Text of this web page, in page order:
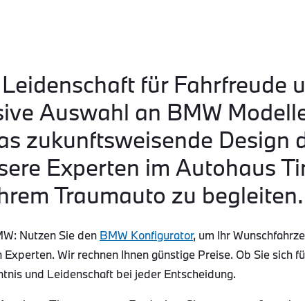
für Fahrfreude
Auswahl an BMW
zukunftsweisende Design
Experten im Autohaus
Traumauto zu begleiten.
Nutzen Sie den BMW Konfigurator, um Ihr
Wir rechnen Ihnen günstige Preise. Ob Sie
und Leidenschaft bei jeder Entscheidung.